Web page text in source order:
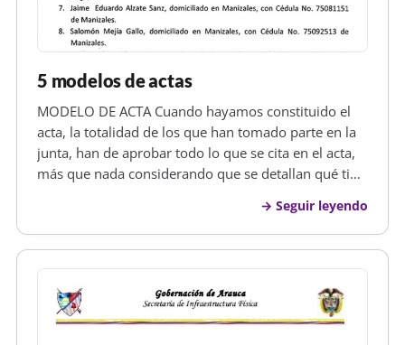
5 modelos de actas
MODELO DE ACTA Cuando hayamos constituido el
acta, la totalidad de los que han tomado parte en la
junta, han de aprobar todo lo que se cita en el acta,
más que nada considerando que se detallan qué tipo
mimo, al concluir la junta, todos los que han asistido
y particip…
Seguir leyendo